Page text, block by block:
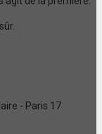
- Paris 17